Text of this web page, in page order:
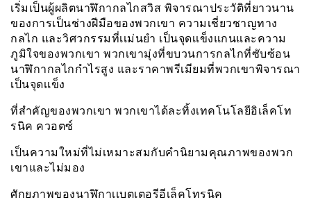
เริ่มเป็นผู้ผลิตนาฬิกากลไกสวิส พิจารณาประวัติที่ยาวนาน
ของการเป็นช่างฝีมือของพวกเขา ความเชี่ยวชาญทาง
กลไก และวิศวกรรมที่เเม่นยำ เป็นจุดเเข็งแกนและความ
ภูมิใจของพวกเขา พวกเขามุ่งที่ขบวนการกลไกที่ซับซ้อน
นาฬิกากลไกกำไรสูง และราคาพรีเมียมที่พวกเขาพิจารณา
เป็นจุดเเข็ง
ที่สำคัญของพวกเขา พวกเขาได้ละทิ้งเทคโนโลยีอิเล็คโท
รนิค ควอตซ์
เป็นความใหม่ที่ไม่เหมาะสมกับคำนิยามคุณภาพของพวก
เขาและไม่มอง
ศักยภาพของนาฬิกาเเบตเตอรีอีเล็คโทรนิค